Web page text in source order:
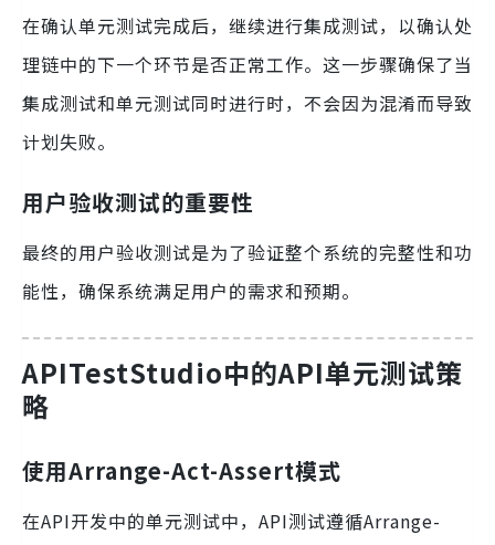
在确认单元测试完成后，继续进行集成测试，以确认处
理链中的下一个环节是否正常工作。这一步骤确保了当
集成测试和单元测试同时进行时，不会因为混淆而导致
计划失败。
用户验收测试的重要性
最终的用户验收测试是为了验证整个系统的完整性和功
能性，确保系统满足用户的需求和预期。
APITestStudio中的API单元测试策
略
使用Arrange-Act-Assert模式
在API开发中的单元测试中，API测试遵循Arrange-